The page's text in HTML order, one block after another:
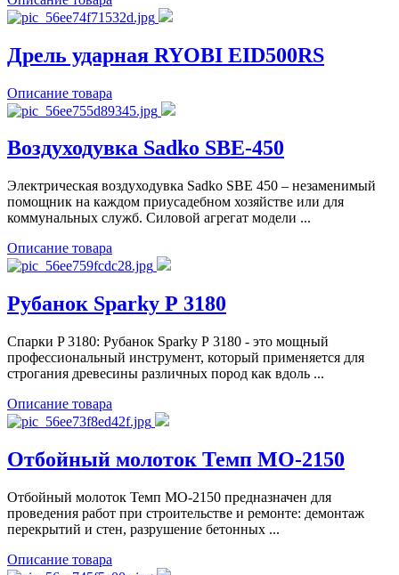
Дрель ударная RYOBI EID500RS
Описание товара
Воздуходувка Sadko SBE-450
Электрическая воздуходувка Sadko SBE 450 – незаменимый
помощник на каждом приусадебном хозяйстве или для
коммунальных служб. Силовой агрегат модели ...
Описание товара
Рубанок Sparky Р 3180
Спарки P 3180: Рубанок Sparky Р 3180 - это мощный
профессиональный инструмент, который применяется для
строгания древесины различных пород как вдоль ...
Описание товара
Отбойный молоток Темп МО-2150
Отбойный молоток Темп МО-2150 предназначен для
проведения работ при строительстве и ремонте: демонтаж
перекрытий и стен, разрушение бетонных ...
Описание товара